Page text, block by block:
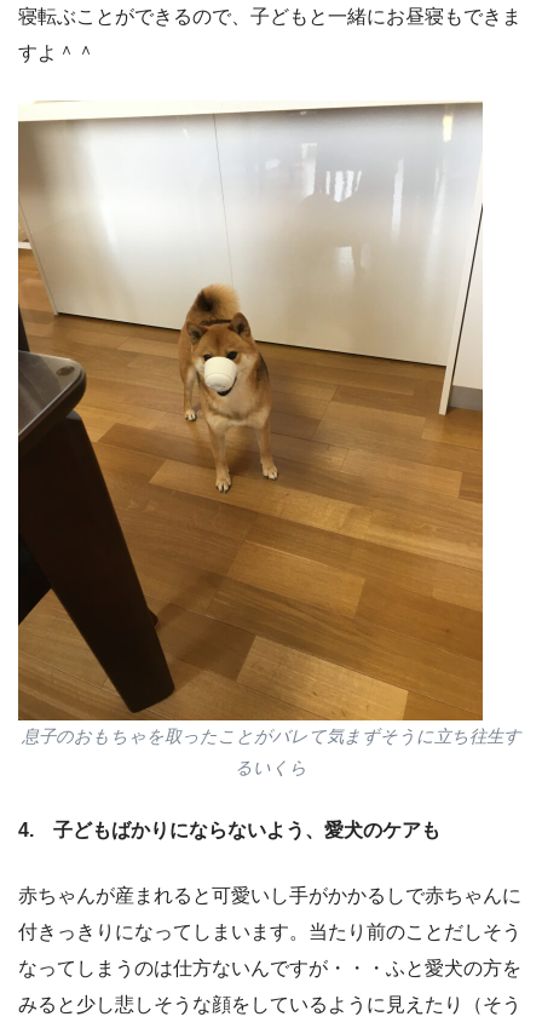
寝転ぶことができるので、子どもと一緒にお昼寝もできま
すよ＾＾
息子のおもちゃを取ったことがバレて気まずそうに立ち往生す
るいくら
4. 子どもばかりにならないよう、愛犬のケアも
赤ちゃんが産まれると可愛いし手がかかるしで赤ちゃんに
付きっきりになってしまいます。当たり前のことだしそう
なってしまうのは仕方ないんですが・・・ふと愛犬の方を
みると少し悲しそうな顔をしているように見えたり（そう